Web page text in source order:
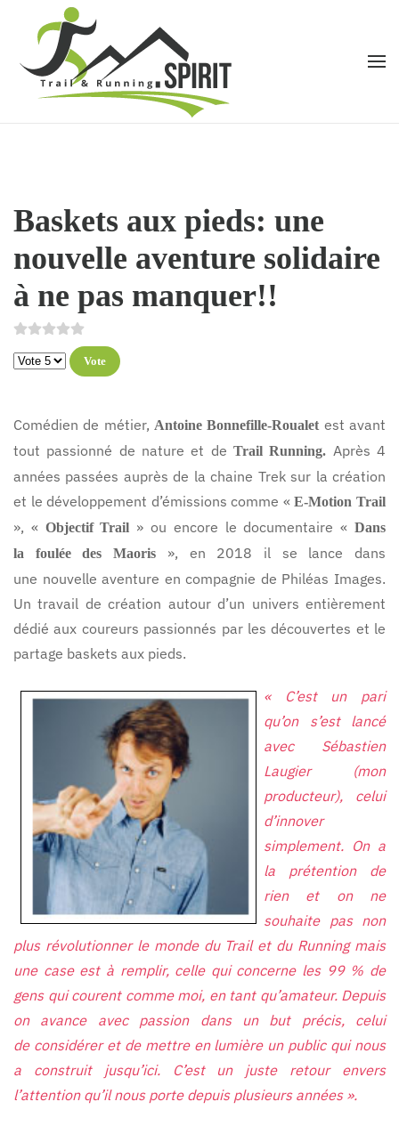
Accéder au contenu principal
Baskets aux pieds: une
nouvelle aventure solidaire
à ne pas manquer!!
Veuillez voter
Comédien de métier, Antoine Bonnefille-Roualetest avant
tout passionné de nature et de Trail Running. Après 4
années passées auprès de la chaine Trek sur la création
et le développement d’émissions comme «E-Motion Trail
», « Objectif Trail » ou encore le documentaire « Dans
la foulée des Maoris », en 2018 il se lance dans
une nouvelle aventure en compagnie de Philéas Images.
Un travail de création autour d’un univers entièrement
dédié aux coureurs passionnés par les découvertes et le
partage baskets aux pieds.
« C’est un pari
qu’on s’est lancé
avec Sébastien
Laugier (mon
producteur), celui
d’innover
simplement. On a
la prétention de
rien et on ne
souhaite pas non
plus révolutionner le monde du Trail et du Running mais
une case est à remplir, celle qui concerne les 99 % de
gens qui courent comme moi, en tant qu’amateur. Depuis
on avance avec passion dans un but précis, celui
de considérer et de mettre en lumière un public qui nous
a construit jusqu’ici. C’est un juste retour envers
l’attention qu’il nous porte depuis plusieurs années ».